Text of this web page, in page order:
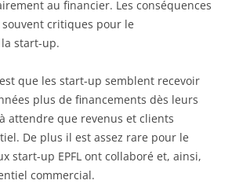
au financier. Les conséquences
critiques pour le
start-up.
que les start-up semblent recevoir
plus de financements dès leurs
attendre que revenus et clients
De plus il est assez rare pour le
start-up EPFL ont collaboré et, ainsi,
commercial.